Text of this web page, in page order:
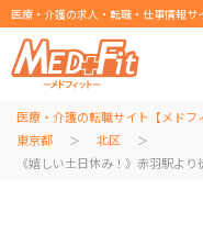
医療・介護の求人・転職・仕事情報サ
医療・介護の転職サイト【メドフ
東京都
北区
《嬉しい土日休み！》赤羽駅よ